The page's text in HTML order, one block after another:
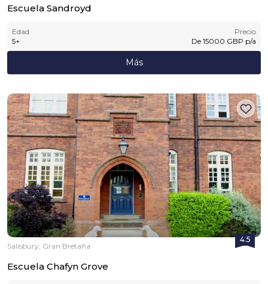
Escuela Sandroyd
Edad
5+
Precio
De 15000 GBP p/a
Más
4.5
Salisbury, Gran Bretaña
Escuela Chafyn Grove